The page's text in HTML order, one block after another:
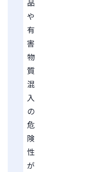
や
有
害
物
質
混
入
の
危
険
性
が